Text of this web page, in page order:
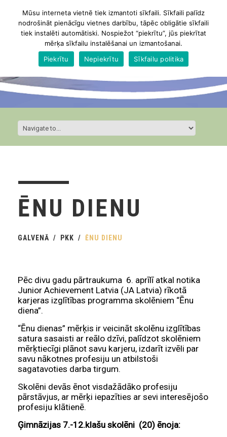
ĒNU DIENU
GALVENĀ PKK ĒNU DIENU
Pēc divu gadu pārtraukuma 6. aprīlī atkal notika
Junior Achievement Latvia (JA Latvia) rīkotā
karjeras izglītības programma skolēniem “Ēnu
diena”.
“Ēnu dienas” mērķis ir veicināt skolēnu izglītības
satura sasaisti ar reālo dzīvi, palīdzot skolēniem
mērķtiecīgi plānot savu karjeru, izdarīt izvēli par
savu nākotnes profesiju un atbilstoši
sagatavoties darba tirgum.
Skolēni devās ēnot visdažādāko profesiju
pārstāvjus, ar mērķi iepazīties ar sevi interesējošo
profesiju klātienē.
Ģimnāzijas 7.-12.klašu skolēni (20) ēnoja:
Mūsu interneta vietnē tiek izmantoti sīkfaili. Sīkfaili palīdz
nodrošināt pienācīgu vietnes darbību, tāpēc obligātie sīkfaili
tiek instalēti automātiski. Nospiežot “piekrītu”, jūs piekrītat
mērķa sīkfailu instalēšanai un izmantošanai.
Piekrītu
Nepiekrītu Sīkfailu politika